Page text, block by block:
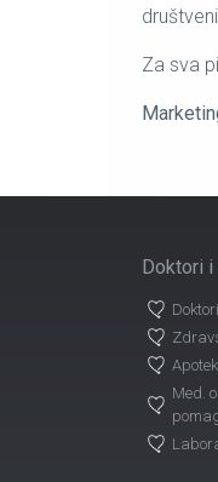
Za sva
Doktori i
Doktori
Med.